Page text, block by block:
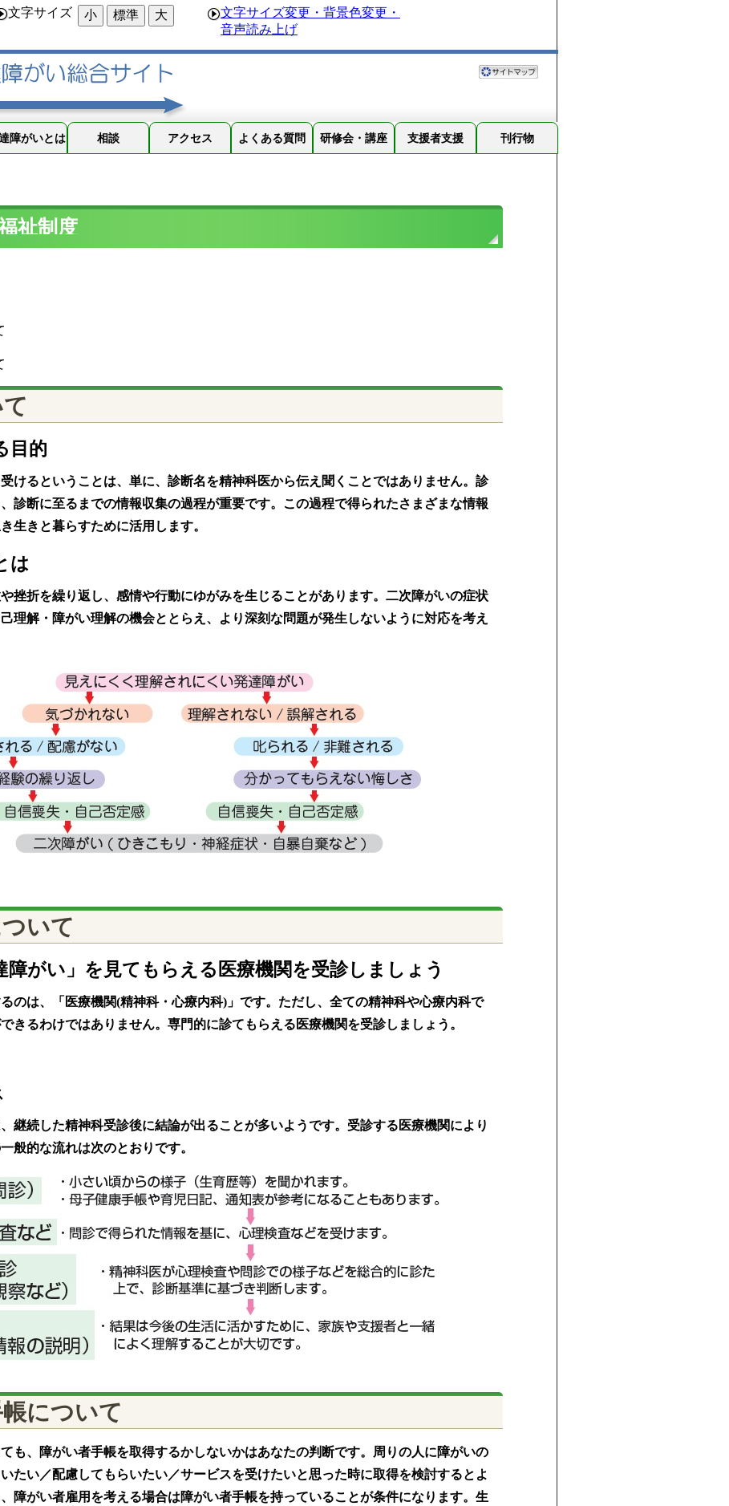
文字サイズ 小 標準 大
文字サイズ変更・背景色変更・
音声読み上げ
障がいとは 相談 アクセス よくある質問 研修会・講座 支援者支援 刊行物
祉制度
目的
けるということは、単に、診断名を精神科医から伝え聞くことではありません。診
診断に至るまでの情報収集の過程が重要です。この過程で得られたさまざまな情報
生きと暮らすために活用します。
は
挫折を繰り返し、感情や行動にゆがみを生じることがあります。二次障がいの症状
理解・障がい理解の機会ととらえ、より深刻な問題が発生しないように対応を考え
いて
障がい」を見てもらえる医療機関を受診しましょう
のは、「医療機関(精神科・心療内科)」です。ただし、全ての精神科や心療内科で
きるわけではありません。専門的に診てもらえる医療機関を受診しましょう。
継続した精神科受診後に結論が出ることが多いようです。受診する医療機関により
般的な流れは次のとおりです。
について
も、障がい者手帳を取得するかしないかはあなたの判断です。周りの人に障がいの
たい／配慮してもらいたい／サービスを受けたいと思った時に取得を検討するとよ
障がい者雇用を考える場合は障がい者手帳を持っていることが条件になります。生